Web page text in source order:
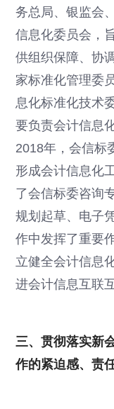
务总局、银监会
信息化委员会，
供组织保障、协
家标准化管理委
息化标准化技术
要负责会计信息
2018年，会信标
形成会计信息化
了会信标委咨询
规划起草、电子
作中发挥了重要
立健全会计信息
进会计信息互联
三、贯彻落实新
作的紧迫感、责